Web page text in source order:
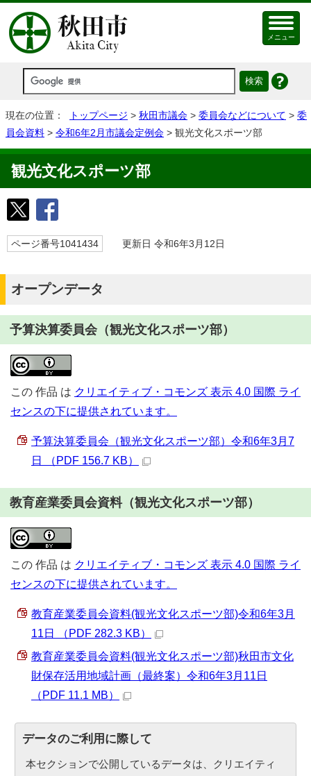
メニュー
現在の位置： トップページ > 秋田市議会 > 委員会などについて > 委
員会資料 > 令和6年2月市議会定例会 > 観光文化スポーツ部
観光文化スポーツ部
ページ番号1041434 更新日 令和6年3月12日
オープンデータ
予算決算委員会（観光文化スポーツ部）
この 作品 は クリエイティブ・コモンズ 表示 4.0 国際 ライ
センスの下に提供されています。
予算決算委員会（観光文化スポーツ部）令和6年3月7
日 （PDF 156.7 KB）
教育産業委員会資料（観光文化スポーツ部）
この 作品 は クリエイティブ・コモンズ 表示 4.0 国際 ライ
センスの下に提供されています。
教育産業委員会資料(観光文化スポーツ部)令和6年3月
11日 （PDF 282.3 KB）
教育産業委員会資料(観光文化スポーツ部)秋田市文化
財保存活用地域計画（最終案）令和6年3月11日
（PDF 11.1 MB）
データのご利用に際して
本セクションで公開しているデータは、クリエイティ